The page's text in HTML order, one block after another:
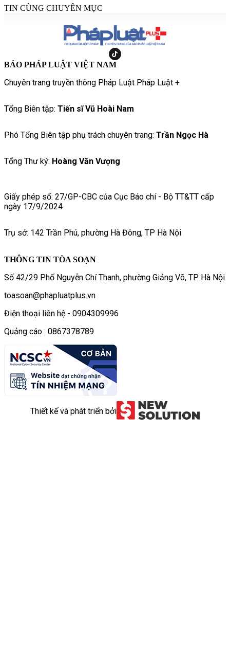
TIN CÙNG CHUYÊN MỤC
BÁO PHÁP LUẬT VIỆT NAM
Chuyên trang truyền thông Pháp Luật Pháp Luật +
Tổng Biên tập: Tiến sĩ Vũ Hoài Nam
Phó Tổng Biên tập phụ trách chuyên trang: Trần Ngọc Hà
Tổng Thư ký: Hoàng Văn Vượng
Giấy phép số: 27/GP-CBC của Cục Báo chí - Bộ TT&TT cấp
ngày 17/9/2024
Trụ sở: 142 Trần Phú, phường Hà Đông, TP Hà Nội
THÔNG TIN TÒA SOẠN
Số 42/29 Phố Nguyễn Chí Thanh, phường Giảng Võ, TP. Hà Nội
toasoan@phapluatplus.vn
Điện thoại liên hệ - 0904309996
Quảng cáo : 0867378789
Thiết kế và phát triển bởi